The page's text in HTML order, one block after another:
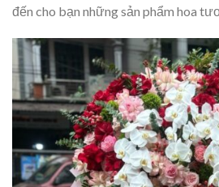
đến cho bạn những sản phẩm hoa